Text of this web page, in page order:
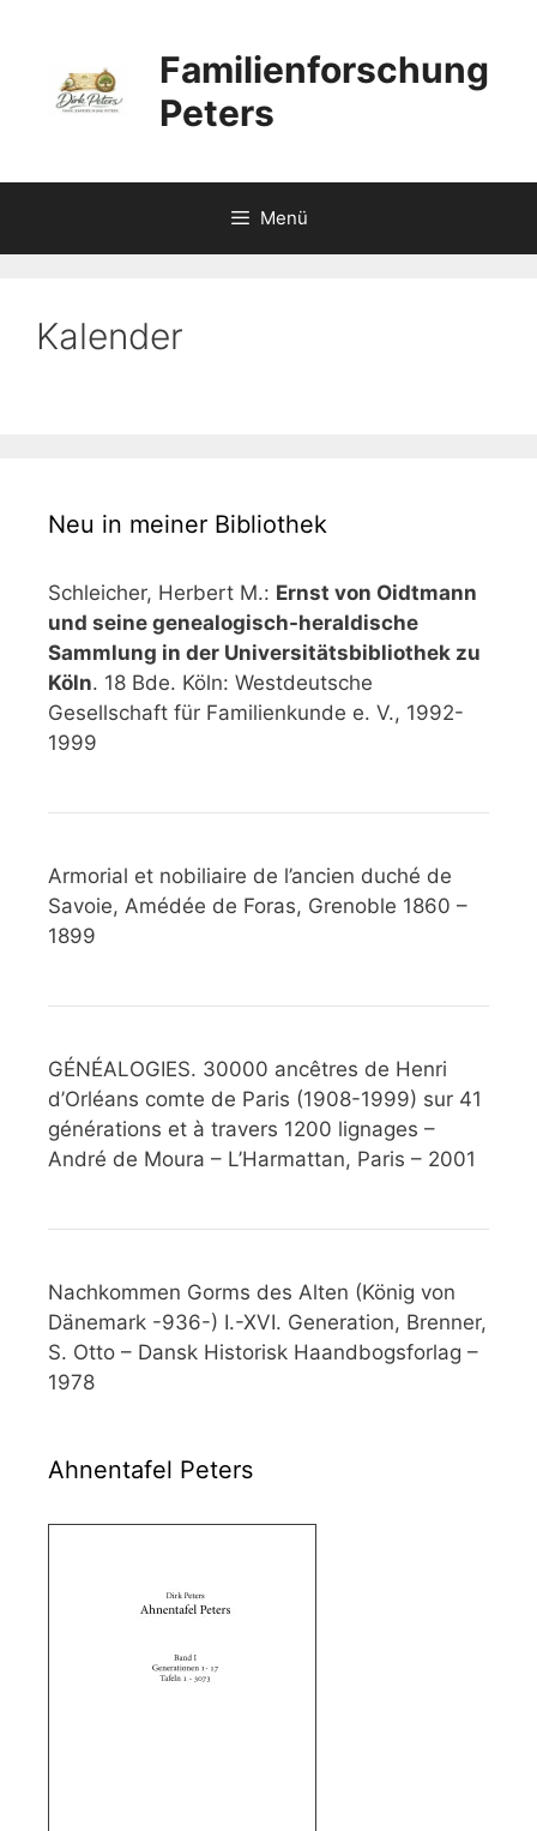
springen
Familienforschung
Peters
Menü
Kalender
Neu in meiner Bibliothek
Schleicher, Herbert M.: Ernst von Oidtmann
und seine genealogisch-heraldische
Sammlung in der Universitätsbibliothek zu
Köln. 18 Bde. Köln: Westdeutsche
Gesellschaft für Familienkunde e. V., 1992-
1999
Armorial et nobiliaire de l’ancien duché de
Savoie, Amédée de Foras, Grenoble 1860 –
1899
GÉNÉALOGIES. 30000 ancêtres de Henri
d’Orléans comte de Paris (1908-1999) sur 41
générations et à travers 1200 lignages –
André de Moura – L’Harmattan, Paris – 2001
Nachkommen Gorms des Alten (König von
Dänemark -936-) I.-XVI. Generation, Brenner,
S. Otto – Dansk Historisk Haandbogsforlag –
1978
Ahnentafel Peters